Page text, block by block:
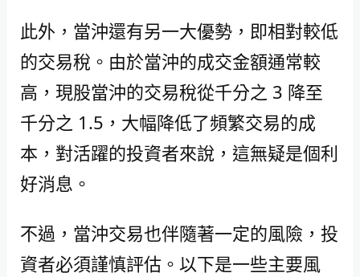
此外，當沖還有另一大優勢，即相對較低
的交易稅。由於當沖的成交金額通常較
高，現股當沖的交易稅從千分之 3 降至
千分之 1.5，大幅降低了頻繁交易的成
本，對活躍的投資者來說，這無疑是個利
好消息。
不過，當沖交易也伴隨著一定的風險，投
資者必須謹慎評估。以下是一些主要風